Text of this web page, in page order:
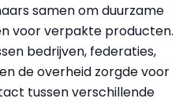
samen om duurzame
voor verpakte producten.
bedrijven, federaties,
de overheid zorgde voor
tussen verschillende